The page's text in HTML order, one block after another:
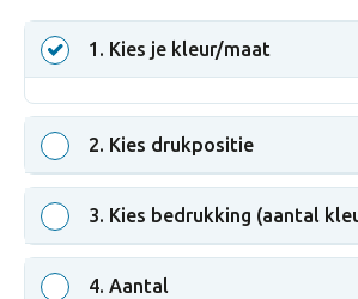
1 . Kies je kleur/maat
2. Kies drukpositie
3. Kies bedrukking (aantal
4. Aantal